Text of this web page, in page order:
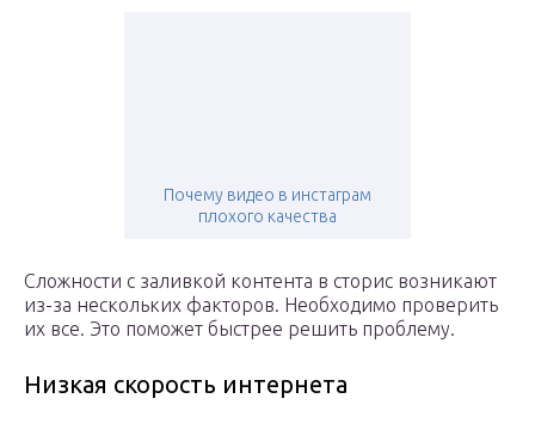
Почему видео в инстаграм
плохого качества
Сложности с заливкой контента в сторис возникают
из-за нескольких факторов. Необходимо проверить
их все. Это поможет быстрее решить проблему.
Низкая скорость интернета